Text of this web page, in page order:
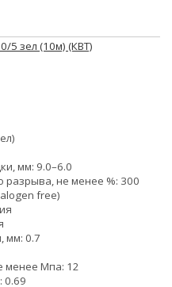
5 зел (10м) (КВТ)
мм: 9.0–6.0
разрыва, не менее %: 300
free)
мм: 0.7
менее Мпа: 12
0.69